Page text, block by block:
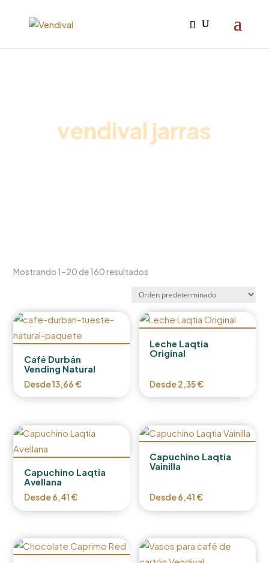
vendival jarras
Mostrando 1–20 de 160 resultados
Café Durbán
Vending Natural
Desde13,66€
Leche Laqtia
Original
Desde2,35€
Capuchino Laqtia
Avellana
Desde6,41€
Capuchino Laqtia
Vainilla
Desde6,41€